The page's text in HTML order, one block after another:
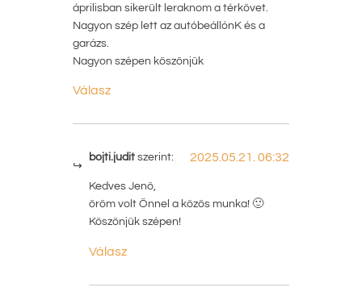
áprilisban sikerült leraknom a térkövet.
Nagyon szép lett az autóbeállónK és a
garázs.
Nagyon szépen köszönjük
Válasz
bojti.judit szerint: 2025.05.21. 06:32
Kedves Jenő,
öröm volt Önnel a közös munka! 🙂
Köszönjük szépen!
Válasz